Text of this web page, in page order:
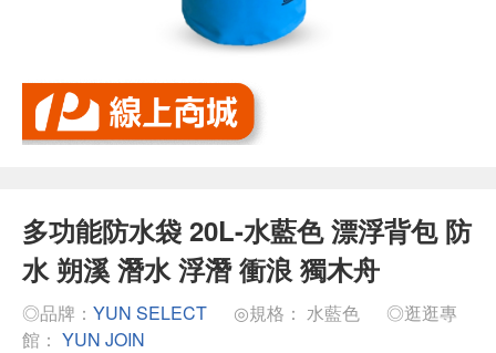
多功能防水袋 20L-水藍色 漂浮背包 防
水 朔溪 潛水 浮潛 衝浪 獨木舟
◎品牌： YUN SELECT ◎規格： 水藍色
◎逛逛專
館： YUN JOIN